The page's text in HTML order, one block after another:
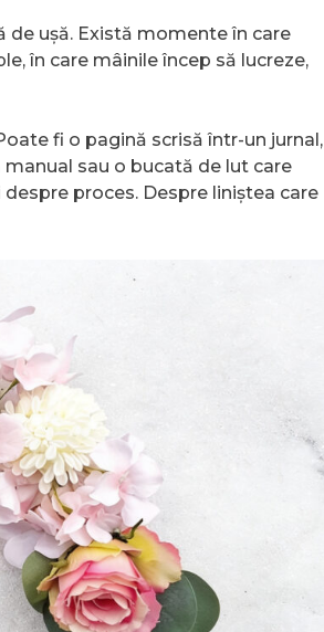
de ușă. Există momente în care
în care mâinile încep să lucreze,
fi o pagină scrisă într-un jurnal,
sau o bucată de lut care
proces. Despre liniștea care